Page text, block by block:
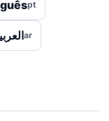
pt
ar